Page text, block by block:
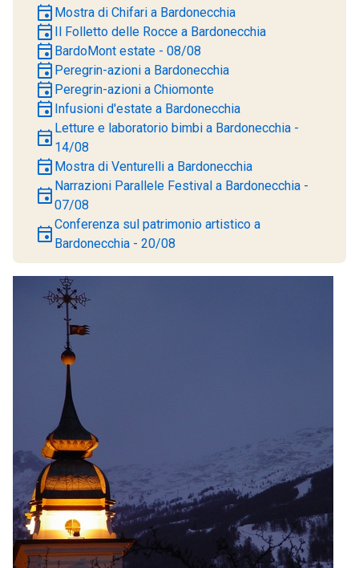
event Mostra di Chifari a Bardonecchia
event Il Folletto delle Rocce a Bardonecchia
event BardoMont estate - 08/08
event Peregrin-azioni a Bardonecchia
event Peregrin-azioni a Chiomonte
event Infusioni d'estate a Bardonecchia
event Letture e laboratorio bimbi a Bardonecchia -
14/08
event Mostra di Venturelli a Bardonecchia
event Narrazioni Parallele Festival a Bardonecchia -
07/08
eventConferenza sul patrimonio artistico a
Bardonecchia - 20/08